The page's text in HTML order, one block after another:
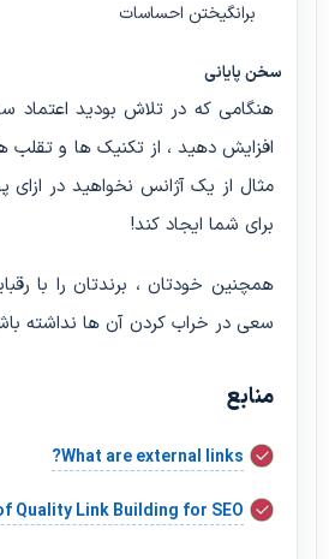
برانگیختن احساسات
سخن پایانی
هنگامی که در تلاش بودید اعتماد
افزایش دهید ، از تکنیک ها و تقلب
مثال از یک آژانس نخواهید در ازای
برای شما ایجاد کند!
همچنین خودتان ، برندتان را با
سعی در خراب کردن آن ها نداشته
منابع
What are external links?
Quality Link Building for SEO